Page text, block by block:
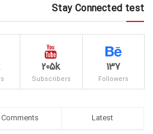
Stay Connected test
137
Followers
205k
Subscribers
Comments Latest